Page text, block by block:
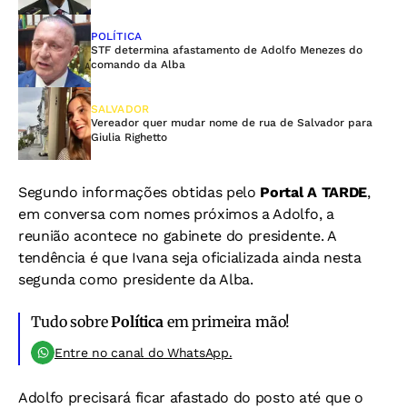
POLÍTICA
STF determina afastamento de Adolfo Menezes do
comando da Alba
SALVADOR
Vereador quer mudar nome de rua de Salvador para
Giulia Righetto
Segundo informações obtidas pelo Portal A TARDE,
em conversa com nomes próximos a Adolfo, a
reunião acontece no gabinete do presidente. A
tendência é que Ivana seja oficializada ainda nesta
segunda como presidente da Alba.
Tudo sobrePolíticaem primeira mão!
Entre no canal do WhatsApp.
Adolfo precisará ficar afastado do posto até que o